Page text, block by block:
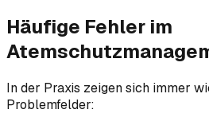
Häufige Fehler im
In der Praxis zeigen sich immer
Problemfelder: